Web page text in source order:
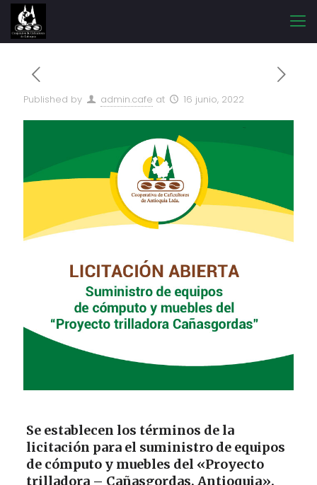
Published by admin.cafe at 16 junio, 2022
Se establecen los términos de la
licitación para el suministro de equipos
de cómputo y muebles del «Proyecto
trilladora – Cañasgordas, Antioquia».